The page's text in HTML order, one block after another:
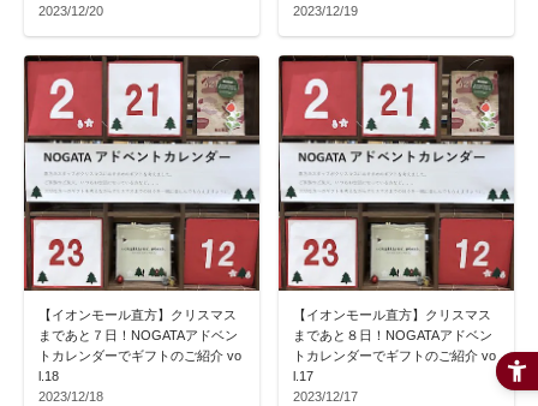
2023/12/20
2023/12/19
【イオンモール直方】クリスマス
まであと７日！NOGATAアドベン
トカレンダーでギフトのご紹介 vo
l.18
2023/12/18
【イオンモール直方】クリスマス
まであと８日！NOGATAアドベン
トカレンダーでギフトのご紹介 vo
l.17
2023/12/17